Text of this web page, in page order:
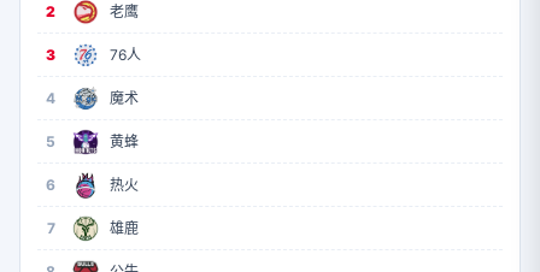
2 老鹰
3 76人
4 魔术
5 黄蜂
6 热火
7 雄鹿